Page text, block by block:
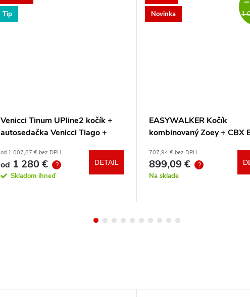
Tip
Venicci Tinum UPline2 kočík +
autosedačka Venicci Tiago +
od 1 007,87 € bez DPH
od 1 280 € ?
Skladom ihneď
DETAIL
Novinka
1
EASYWALKER Kočík
kombinovaný Zoey + CBX
základňa
707,94 € bez DPH
899,09 € ?
Na sklade